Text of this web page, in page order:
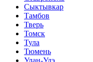
Сыктывкар
Тамбов
Тверь
Томск
Тула
Тюмень
Улан-Удэ